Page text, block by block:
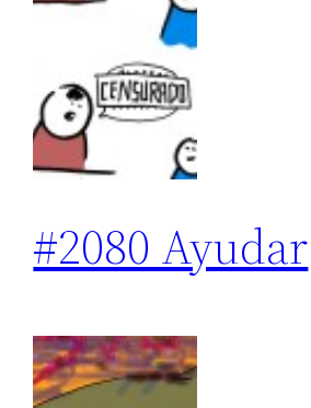
#2080 Ayudar